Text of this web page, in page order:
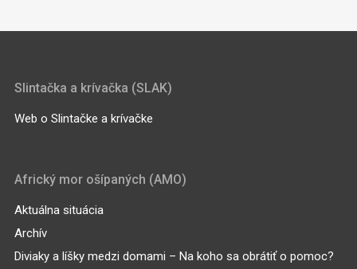
Slintačka a krívačka (SLAK)
Web o Slintačke a krívačke
Africký mor ošípaných (AMO)
Aktuálna situácia
Archív
Diviaky a líšky medzi domami – Na koho sa obrátiť o pomoc?